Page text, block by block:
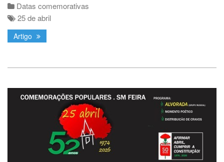
Datas comemorativas
25 de abril
Artigo